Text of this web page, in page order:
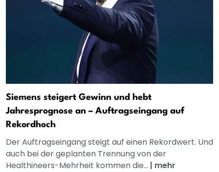
Siemens steigert Gewinn und hebt
Jahresprognose an – Auftragseingang auf
Rekordhoch
Der Auftragseingang steigt auf einen Rekordwert. Und
auch bei der geplanten Trennung von der
Healthineers-Mehrheit kommen die... | mehr